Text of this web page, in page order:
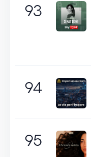
93
94
95